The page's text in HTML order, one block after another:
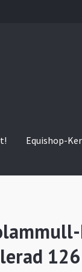
Equishop-
126